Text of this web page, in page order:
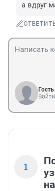
а вдруг
Гость
Войти
1